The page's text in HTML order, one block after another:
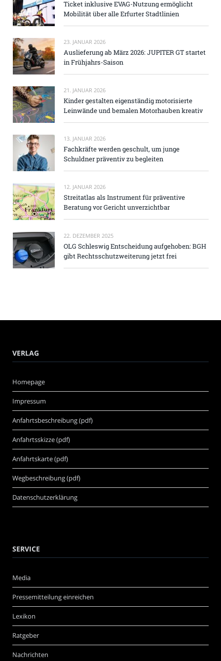
Ticket inklusive EVAG-Nutzung ermöglicht
Mobilität über alle Erfurter Stadtlinien
23. JANUAR 2026
Auslieferung ab März 2026: JUPITER GT startet
in Frühjahrs-Saison
21. JANUAR 2026
Kinder gestalten eigenständig motorisierte
Leinwände und bemalen Motorhauben kreativ
13. JANUAR 2026
Fachkräfte werden geschult, um junge
Schuldner präventiv zu begleiten
12. JANUAR 2026
Streitatlas als Instrument für präventive
Beratung vor Gericht unverzichtbar
22. DEZEMBER 2025
OLG Schleswig Entscheidung aufgehoben: BGH
gibt Rechtsschutzweiterung jetzt frei
VERLAG
Homepage
Impressum
Anfahrtsbeschreibung (pdf)
Anfahrtsskizze (pdf)
Anfahrtskarte (pdf)
Wegbeschreibung (pdf)
Datenschutzerklärung
SERVICE
Media
Pressemitteilung einreichen
Lexikon
Ratgeber
Nachrichten